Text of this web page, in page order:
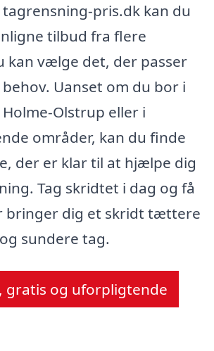
pris.dk kan du
tilbud fra flere
kan vælge det, der passer
Uanset om du bor i
Olstrup eller i
områder, kan du finde
der er klar til at hjælpe dig
Tag skridtet i dag og få
bringer dig et skridt tættere
sundere tag.
gratis og uforpligtende